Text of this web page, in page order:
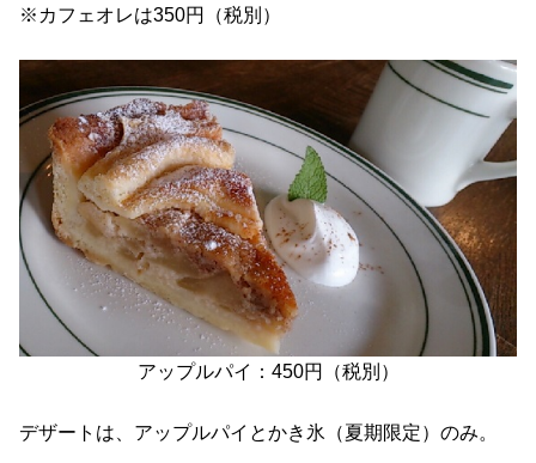
※カフェオレは350円（税別）
アップルパイ：450円（税別）
デザートは、アップルパイとかき氷（夏期限定）のみ。